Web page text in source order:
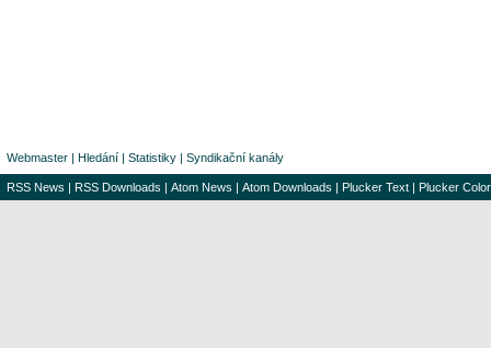
Webmaster | Hledání | Statistiky | Syndikační kanály
RSS News | RSS Downloads | Atom News | Atom Downloads | Plucker Text | Plucker Color